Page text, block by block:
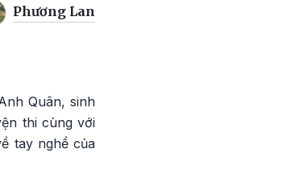
Phương Lan
Quân, sinh
thi cùng với
tay nghề của